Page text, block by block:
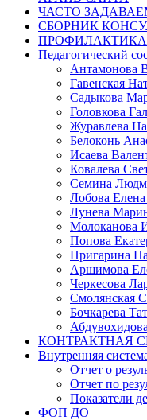
ЧАСТО
СБОРНИК
Педагогический
Антамонова
Гавенская
Садыкова
Головкова
Журавлева
Белоконь
Исаева
Ковалева
Семина
Лобова
Лунева
Молоканова
Попова
Пригарина
Аршимова
Черкесова
Смолянская
Бочкарева
КОНТРАКТНАЯ
Внутренняя
Отчет о
Отчет по
Показатели
ФОП ДО